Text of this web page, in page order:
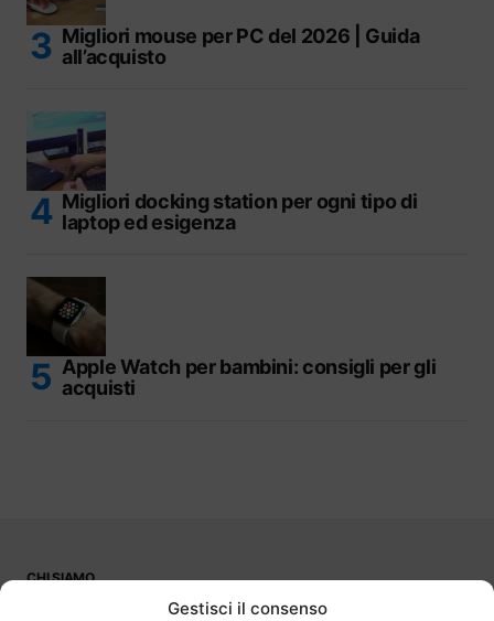
Gestisci il consenso
Migliori mouse per PC del 2026 | Guida
all’acquisto
Migliori docking station per ogni tipo di
laptop ed esigenza
Apple Watch per bambini: consigli per gli
acquisti
CHI SIAMO